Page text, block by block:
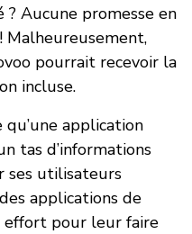
Aucune promesse en
pourrait recevoir la
incluse.
application
tas d’informations
ses utilisateurs
applications de
effort pour leur faire